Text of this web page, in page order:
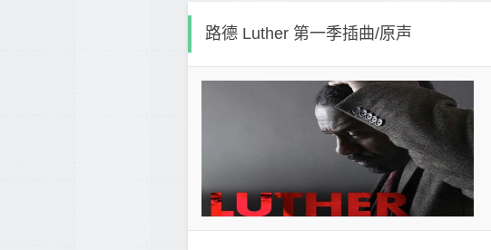
路德 Luther 第一季插曲/原声